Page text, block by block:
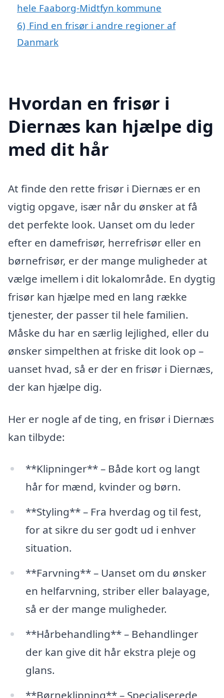
hele Faaborg-Midtfyn kommune
6) Find en frisør i andre regioner af
Danmark
Hvordan en frisør i
Diernæs kan hjælpe dig
med dit hår
At finde den rette frisør i Diernæs er en
vigtig opgave, især når du ønsker at få
det perfekte look. Uanset om du leder
efter en damefrisør, herrefrisør eller en
børnefrisør, er der mange muligheder at
vælge imellem i dit lokalområde. En dygtig
frisør kan hjælpe med en lang række
tjenester, der passer til hele familien.
Måske du har en særlig lejlighed, eller du
ønsker simpelthen at friske dit look op –
uanset hvad, så er der en frisør i Diernæs,
der kan hjælpe dig.
Her er nogle af de ting, en frisør i Diernæs
kan tilbyde:
**Klipninger** – Både kort og langt
hår for mænd, kvinder og børn.
**Styling** – Fra hverdag og til fest,
for at sikre du ser godt ud i enhver
situation.
**Farvning** – Uanset om du ønsker
en helfarvning, striber eller balayage,
så er der mange muligheder.
**Hårbehandling** – Behandlinger
der kan give dit hår ekstra pleje og
glans.
**Børneklipning** – Specialiserede